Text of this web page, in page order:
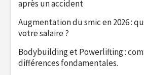
après un accident
Augmentation du smic en 2026 :
votre salaire ?
Bodybuilding et Powerlifting :
différences fondamentales.